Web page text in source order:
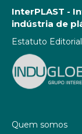
InterPLAST -
indústria de
Estatuto Editorial
Quem somos